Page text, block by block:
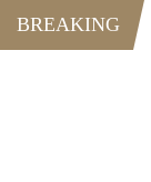
BREAKING